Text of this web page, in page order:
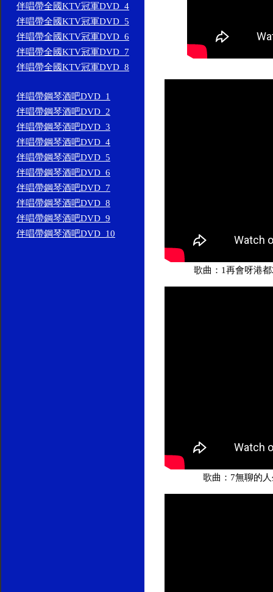
伴唱帶全國KTV冠軍DVD_4
伴唱帶全國KTV冠軍DVD_5
伴唱帶全國KTV冠軍DVD_6
伴唱帶全國KTV冠軍DVD_7
伴唱帶全國KTV冠軍DVD_8
伴唱帶鋼琴酒吧DVD_1
伴唱帶鋼琴酒吧DVD_2
伴唱帶鋼琴酒吧DVD_3
伴唱帶鋼琴酒吧DVD_4
伴唱帶鋼琴酒吧DVD_5
伴唱帶鋼琴酒吧DVD_6
伴唱帶鋼琴酒吧DVD_7
伴唱帶鋼琴酒吧DVD_8
伴唱帶鋼琴酒吧DVD_9
伴唱帶鋼琴酒吧DVD_10
歌曲：1再會呀港
歌曲：7無聊的